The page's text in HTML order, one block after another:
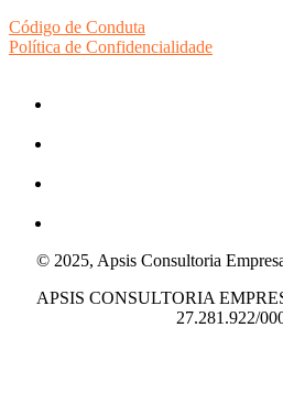
Código de Conduta
Política de Confidencialidade
© 2025, Apsis Consultoria
APSIS CONSULTORIA
27.281.922/